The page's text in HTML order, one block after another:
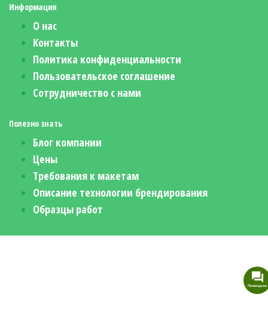
Информация
О нас
Контакты
Политика конфиденциальности
Пользовательское соглашение
Сотрудничество с нами
Полезно знать
Блог компании
Цены
Требования к макетам
Описание технологии брендирования
Образцы работ
Помощник